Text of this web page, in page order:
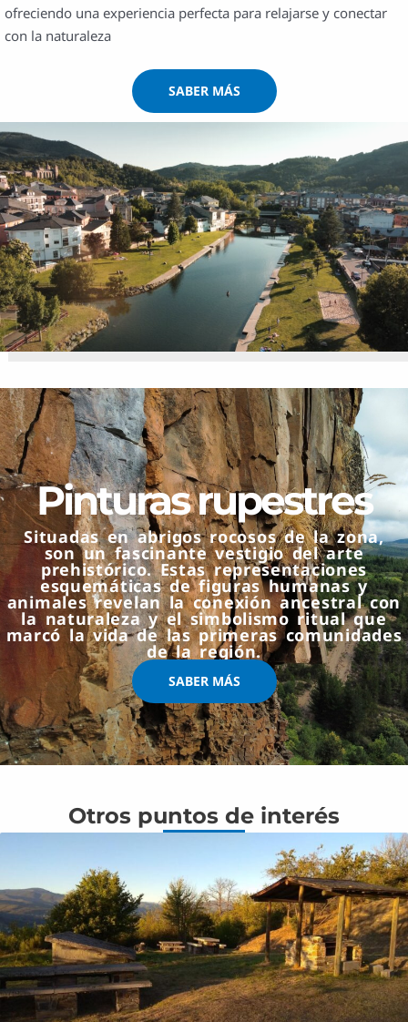
ofreciendo una experiencia perfecta para relajarse y conectar
con la naturaleza
SABER MÁS
Pinturas rupestres
Situadas en abrigos rocosos de la zona,
son un fascinante vestigio del arte
prehistórico. Estas representaciones
esquemáticas de figuras humanas y
animales revelan la conexión ancestral con
la naturaleza y el simbolismo ritual que
marcó la vida de las primeras comunidades
de la región.
SABER MÁS
Otros puntos de interés